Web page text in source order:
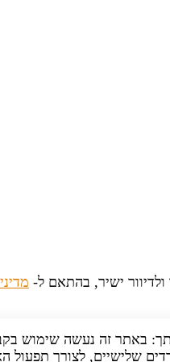
ישיר, בהתאם ל-
שלישיים, לצורך תפעול